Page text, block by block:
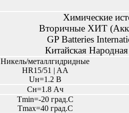
Химические
Вторичные ХИТ
GP Batteries
Китайская
Никель/металлгидридные
HR15/51 | AA
Uн=1.2 В
Сн=1.8 Ач
Tmin=-20 град.С
Tmax=40 град.С